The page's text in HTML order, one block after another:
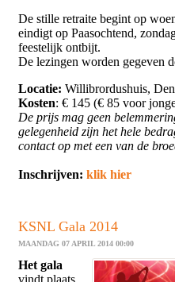
De stille retraite begint op
eindigt op Paasochtend,
feestelijk ontbijt.
De lezingen worden gegeven
Locatie: Willibrordushuis,
Kosten: € 145 (€ 85 voor
De prijs mag geen
gelegenheid zijn het hele
contact op met een van de
Inschrijven: klik hier
KSNL Gala 2014
MAANDAG 07 APRIL 2014 00:00
Het gala